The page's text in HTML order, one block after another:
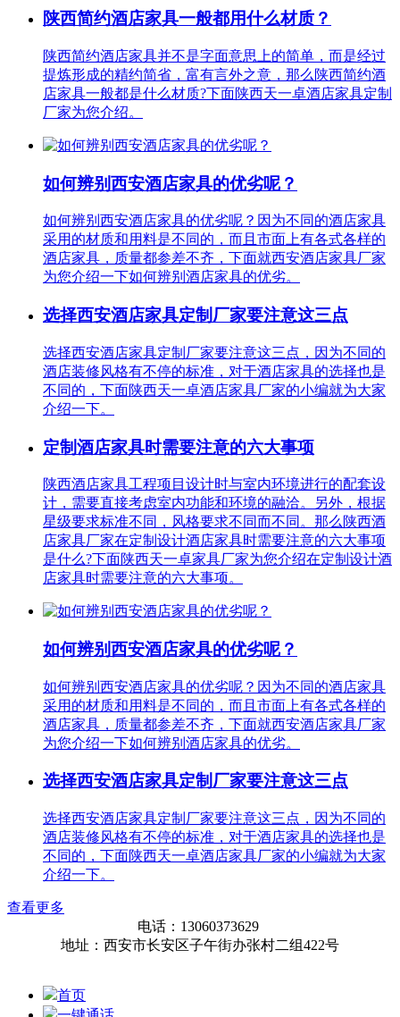
陕西简约酒店家具一般都用什么材质？
陕西简约酒店家具并不是字面意思上的简单，而是经过
提炼形成的精约简省，富有言外之意，那么陕西简约酒
店家具一般都是什么材质?下面陕西天一卓酒店家具定制
厂家为您介绍。
如何辨别西安酒店家具的优劣呢？
如何辨别西安酒店家具的优劣呢？因为不同的酒店家具
采用的材质和用料是不同的，而且市面上有各式各样的
酒店家具，质量都参差不齐，下面就西安酒店家具厂家
为您介绍一下如何辨别酒店家具的优劣。
选择西安酒店家具定制厂家要注意这三点
选择西安酒店家具定制厂家要注意这三点，因为不同的
酒店装修风格有不停的标准，对于酒店家具的选择也是
不同的，下面陕西天一卓酒店家具厂家的小编就为大家
介绍一下。
定制酒店家具时需要注意的六大事项
陕西酒店家具工程项目设计时与室内环境进行的配套设
计，需要直接考虑室内功能和环境的融洽。另外，根据
星级要求标准不同，风格要求不同而不同。那么陕西酒
店家具厂家在定制设计酒店家具时需要注意的六大事项
是什么?下面陕西天一卓家具厂家为您介绍在定制设计酒
店家具时需要注意的六大事项。
如何辨别西安酒店家具的优劣呢？
如何辨别西安酒店家具的优劣呢？因为不同的酒店家具
采用的材质和用料是不同的，而且市面上有各式各样的
酒店家具，质量都参差不齐，下面就西安酒店家具厂家
为您介绍一下如何辨别酒店家具的优劣。
选择西安酒店家具定制厂家要注意这三点
选择西安酒店家具定制厂家要注意这三点，因为不同的
酒店装修风格有不停的标准，对于酒店家具的选择也是
不同的，下面陕西天一卓酒店家具厂家的小编就为大家
介绍一下。
查看更多
电话：13060373629
地址：西安市长安区子午街办张村二组422号
首页